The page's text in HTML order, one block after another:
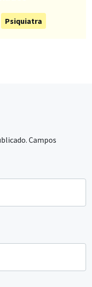
Psiquiatra
Campos